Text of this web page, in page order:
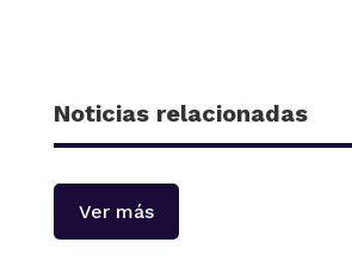
Noticias relacionadas
Ver más